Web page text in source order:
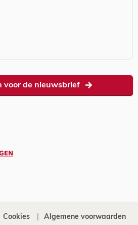
voor de nieuwsbrief
Cookies Algemene voorwaarden